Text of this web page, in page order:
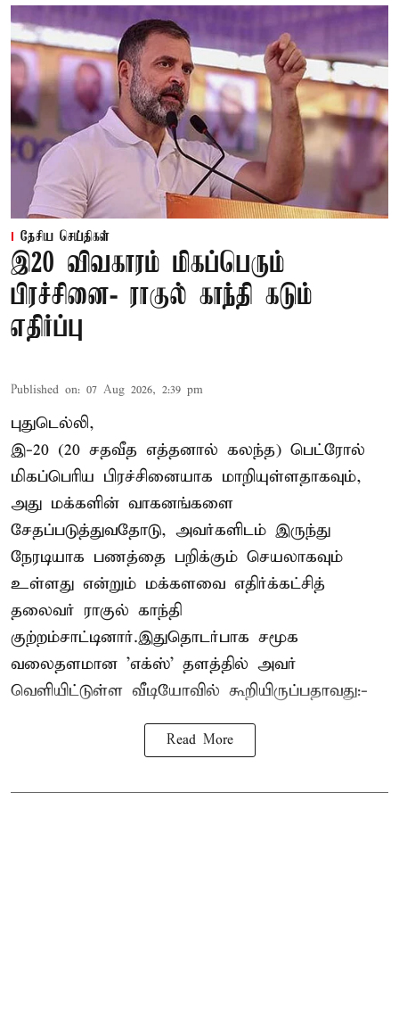
தேசிய செய்திகள்
இ20 விவகாரம் மிகப்பெரும்
பிரச்சினை- ராகுல் காந்தி கடும்
எதிர்ப்பு
Published on: 07 Aug 2026, 2:39 pm
புதுடெல்லி,
இ-20 (20 சதவீத எத்தனால் கலந்த) பெட்ரோல்
மிகப்பெரிய பிரச்சினையாக மாறியுள்ளதாகவும்,
அது மக்களின் வாகனங்களை
சேதப்படுத்துவதோடு, அவர்களிடம் இருந்து
நேரடியாக பணத்தை பறிக்கும் செயலாகவும்
உள்ளது என்றும் மக்களவை எதிர்க்கட்சித்
தலைவர் ராகுல் காந்தி
குற்றம்சாட்டினார்.இதுதொடர்பாக சமூக
வலைதளமான 'எக்ஸ்' தளத்தில் அவர்
வெளியிட்டுள்ள வீடியோவில் கூறியிருப்பதாவது:-
Read More